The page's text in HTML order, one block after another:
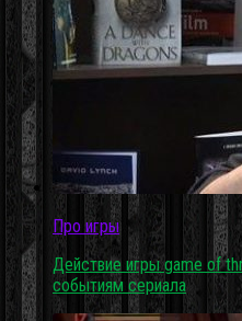
Про игры
Действие игры game of
событиям сериала